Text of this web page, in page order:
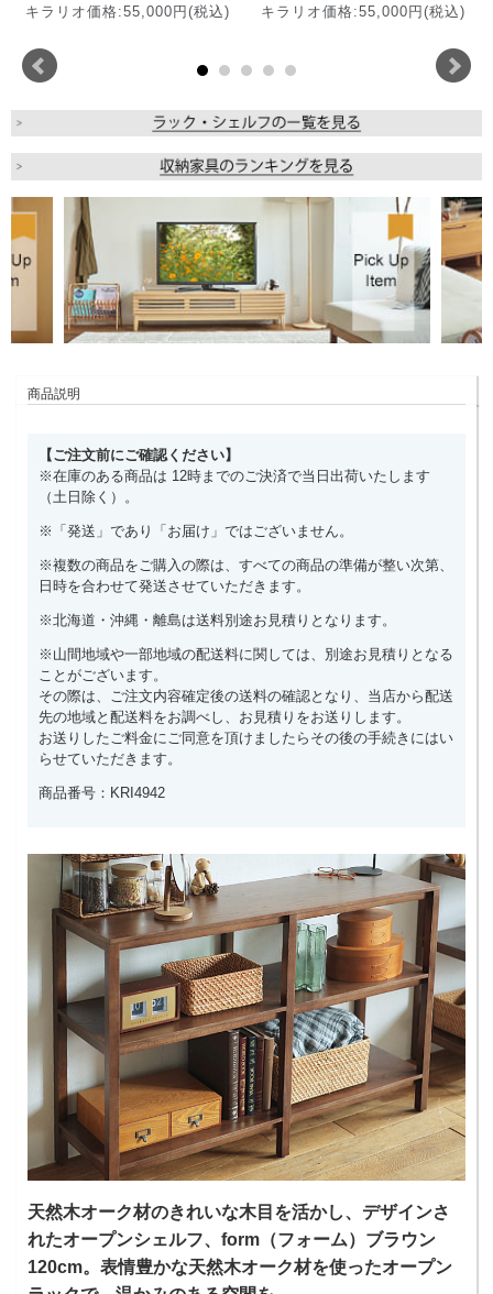
キラリオ価格:55,000円(税込) キラリオ価格:55,000円(税込)
商品説明
【ご注文前にご確認ください】
※在庫のある商品は 12時までのご決済で当日出荷いたします
（土日除く）。
※「発送」であり「お届け」ではございません。
※複数の商品をご購入の際は、すべての商品の準備が整い次第、
日時を合わせて発送させていただきます。
※北海道・沖縄・離島は送料別途お見積りとなります。
※山間地域や一部地域の配送料に関しては、別途お見積りとなる
ことがございます。
その際は、ご注文内容確定後の送料の確認となり、当店から配送
先の地域と配送料をお調べし、お見積りをお送りします。
お送りしたご料金にご同意を頂けましたらその後の手続きにはい
らせていただきます。
商品番号：KRI4942
天然木オーク材のきれいな木目を活かし、デザインさ
れたオープンシェルフ、form（フォーム）ブラウン
120cm。表情豊かな天然木オーク材を使ったオープン